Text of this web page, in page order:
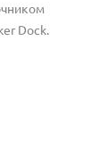
Dock.